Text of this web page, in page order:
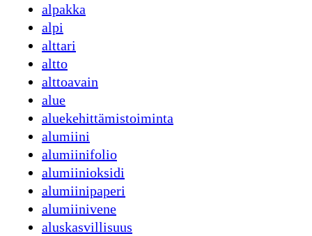
alpakka
alpi
alttari
altto
alttoavain
alue
aluekehittämistoiminta
alumiini
alumiinifolio
alumiinioksidi
alumiinipaperi
alumiinivene
aluskasvillisuus